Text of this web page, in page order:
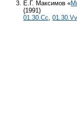
Е.Г. Максимов «
(1991)
01.30.Cc ,01.30.Vv